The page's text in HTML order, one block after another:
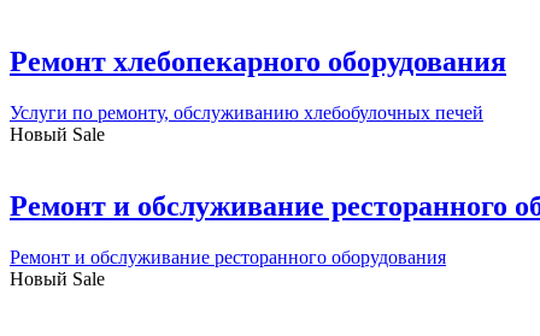
Ремонт хлебопекарного оборудования
Услуги по ремонту, обслуживанию хлебобулочных печей
Новый Sale
Ремонт и обслуживание ресторанного
Ремонт и обслуживание ресторанного оборудования
Новый Sale